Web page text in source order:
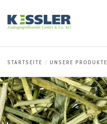
STARTSEITE UNSERE PRODUKTE